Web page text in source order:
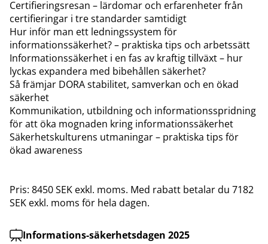
Certifieringsresan – lärdomar och erfarenheter från
certifieringar i tre standarder samtidigt
Hur inför man ett ledningssystem för
informationssäkerhet? – praktiska tips och arbetssätt
Informationssäkerhet i en fas av kraftig tillväxt – hur
lyckas expandera med bibehållen säkerhet?
Så främjar DORA stabilitet, samverkan och en ökad
säkerhet
Kommunikation, utbildning och informationsspridning
för att öka mognaden kring informationssäkerhet
Säkerhetskulturens utmaningar – praktiska tips för
ökad awareness
Pris: 8450 SEK exkl. moms. Med rabatt betalar du 7182
SEK exkl. moms för hela dagen.
Informations-säkerhetsdagen 2025